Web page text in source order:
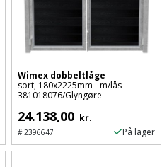
Wimex dobbeltlåge
sort, 180x2225mm - m/lås
381018076/Glyngøre
24.138,00 kr.
#2396647 På lager